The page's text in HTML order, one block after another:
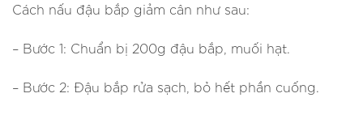
Cách nấu đậu bắp giảm cân như sau:
– Bước 1: Chuẩn bị 200g đậu bắp, muối hạt.
– Bước 2: Đậu bắp rửa sạch, bỏ hết phần cuống.